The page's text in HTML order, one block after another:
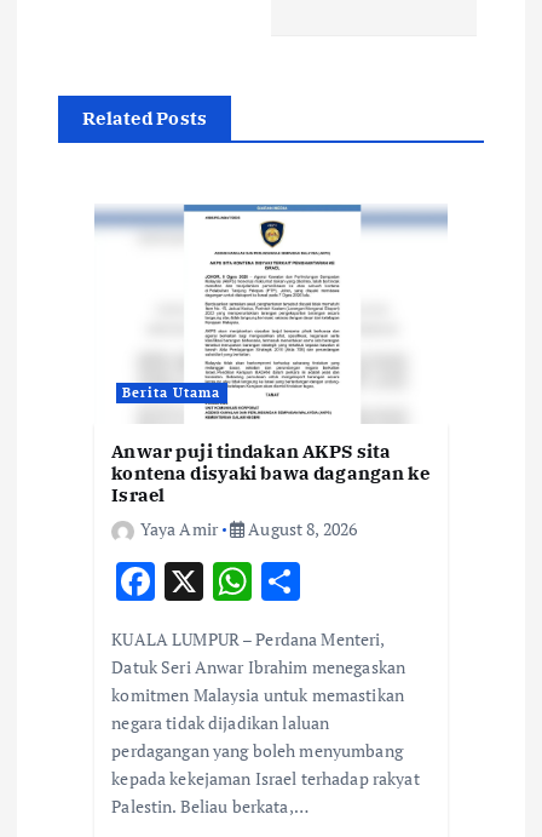
a
Related Posts
Berita Utama
Anwar puji tindakan AKPS sita
kontena disyaki bawa dagangan ke
Israel
Yaya Amir
August 8, 2026
F
ac
e
b
o
o
k
X W
h
at
s
A
p
p
h
ar
e
KUALA LUMPUR – Perdana Menteri,
Datuk Seri Anwar Ibrahim menegaskan
komitmen Malaysia untuk memastikan
negara tidak dijadikan laluan
perdagangan yang boleh menyumbang
kepada kekejaman Israel terhadap rakyat
Palestin. Beliau berkata,…